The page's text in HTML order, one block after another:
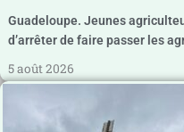
Guadeloupe. Jeunes
d’arrêter de faire passer les
5 août 2026